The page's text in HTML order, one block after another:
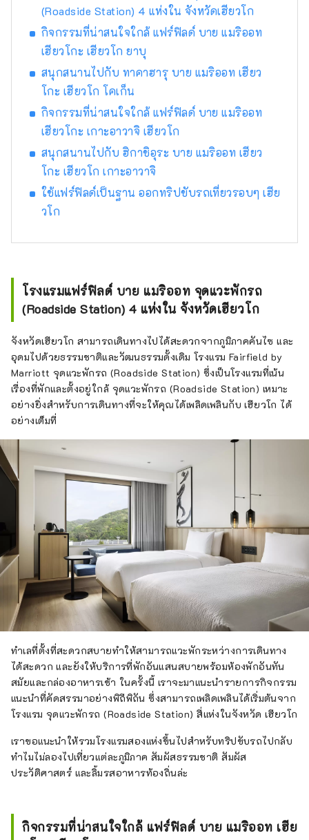
ฤดูกาลและสถานที่ท่องเที่ยวที่เป็นเอกลักษณ์ของ
พื้นที่นั้นๆ ห้องพักของแขกตกแต่งอย่างเรียบง่าย
และเงียบสงบ มีเตียง Simmons นุ่มสบาย และ
ห้องน้ำแบบฝักบัวเรนชาวเวอร์ แต่ไม่มีอ่างอาบน้ำ
ล็อบบี้เลานจ์ของโรงแรมมีโต๊ะขนาดใหญ่
ไมโครเวฟ เตาอบปิ้งขนมปัง เครื่องชงกาแฟ ชา
ญี่ปุ่น และซุปมิโซะ พักผ่อนในห้องพักและ
เพลิดเพลินไปกับสินค้าที่ซื้อจากจุดบริการริมถนน
ซูเปอร์มาร์เก็ตในท้องถิ่น โรงกลั่นไวน์ และโรง
กลั่นสาเกในเลานจ์ล็อบบี้ หลังจากเพลิดเพลินไป
กับพื้นที่จนพอใจแล้ว ให้ใช้เวลาพักผ่อนที่โรงแรม
สักพัก เหมือนกับว่าคุณได้กลับมาถึงบ้าน พร้อม
Wi-Fi ความเร็วสูงฟรี และโต๊ะที่มีปลั๊กไฟ เหมาะ
(Roadside Station) 4 แห่งใน จังหวัดเฮียวโก
กิจกรรมที่น่าสนใจใกล้ แฟร์ฟิลด์ บาย แมริออท
เฮียวโกะ เฮียวโก ยาบุ
สนุกสนานไปกับ ทาคาฮารุ บาย แมริออท เฮียว
โกะ เฮียวโก โคเก็น
กิจกรรมที่น่าสนใจใกล้ แฟร์ฟิลด์ บาย แมริออท
เฮียวโกะ เกาะอาวาจิ เฮียวโก
สนุกสนานไปกับ ฮิกาชิอุระ บาย แมริออท เฮียว
โกะ เฮียวโก เกาะอาวาจิ
ใช้แฟร์ฟิลด์เป็นฐาน ออกทริปขับรถเที่ยวรอบๆ เฮีย
วโก
โรงแรมแฟร์ฟิลด์ บาย แมริออท จุดแวะพักรถ
(Roadside Station) 4 แห่งใน จังหวัดเฮียวโก
จังหวัดเฮียวโก สามารถเดินทางไปได้สะดวกจากภูมิภาคคันไซ และ
อุดมไปด้วยธรรมชาติและวัฒนธรรมดั้งเดิม โรงแรม Fairfield by
Marriott จุดแวะพักรถ (Roadside Station) ซึ่งเป็นโรงแรมที่เน้น
เรื่องที่พักและตั้งอยู่ใกล้ จุดแวะพักรถ (Roadside Station) เหมาะ
อย่างยิ่งสำหรับการเดินทางที่จะให้คุณได้เพลิดเพลินกับ เฮียวโก ได้
อย่างเต็มที่
ทำเลที่ตั้งที่สะดวกสบายทำให้สามารถแวะพักระหว่างการเดินทาง
ได้สะดวก และยังให้บริการที่พักอันแสนสบายพร้อมห้องพักอันทัน
สมัยและกล่องอาหารเช้า ในครั้งนี้ เราจะมาแนะนำรายการกิจกรรม
แนะนำที่คัดสรรมาอย่างพิถีพิถัน ซึ่งสามารถเพลิดเพลินได้เริ่มต้นจาก
โรงแรม จุดแวะพักรถ (Roadside Station) สี่แห่งในจังหวัด เฮียวโก
เราขอแนะนำให้รวมโรงแรมสองแห่งขึ้นไปสำหรับทริปขับรถไปกลับ
ทำไมไม่ลองไปเที่ยวแต่ละภูมิภาค สัมผัสธรรมชาติ สัมผัส
ประวัติศาสตร์ และลิ้มรสอาหารท้องถิ่นล่ะ
กิจกรรมที่น่าสนใจใกล้ แฟร์ฟิลด์ บาย แมริออท เฮีย